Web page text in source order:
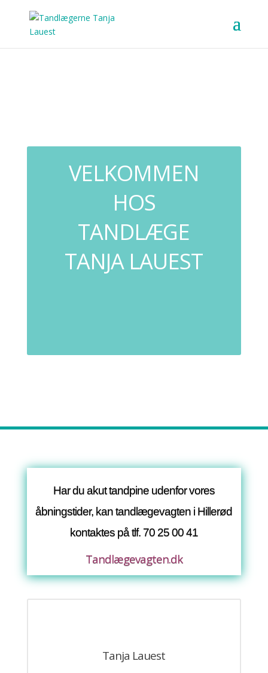
VELKOMMEN
HOS
TANDLÆGE
TANJA LAUEST
Har du akut tandpine udenfor vores
åbningstider, kan tandlægevagten i Hillerød
kontaktes på tlf. 70 25 00 41
Tandlægevagten.dk
Tanja Lauest